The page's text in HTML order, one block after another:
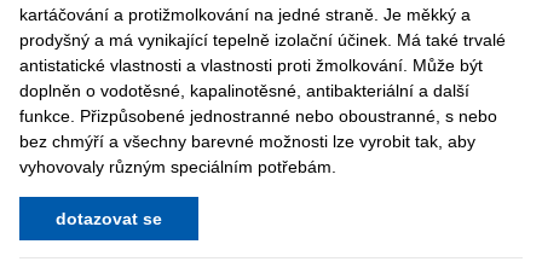
kartáčování a protižmolkování na jedné straně. Je měkký a
prodyšný a má vynikající tepelně izolační účinek. Má také trvalé
antistatické vlastnosti a vlastnosti proti žmolkování. Může být
doplněn o vodotěsné, kapalinotěsné, antibakteriální a další
funkce. Přizpůsobené jednostranné nebo oboustranné, s nebo
bez chmýří a všechny barevné možnosti lze vyrobit tak, aby
vyhovovaly různým speciálním potřebám.
dotazovat se